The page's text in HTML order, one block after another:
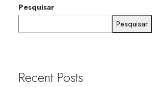
Pesquisar
Pesquisar
Recent Posts